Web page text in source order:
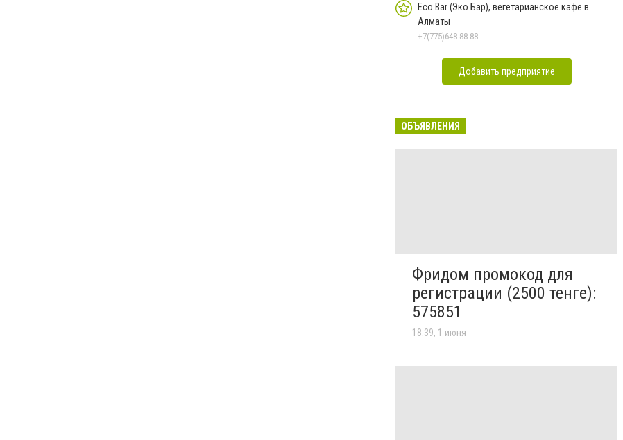
Eco Bar (Эко Бар), вегетарианское кафе в
Алматы
+7(775)648-88-88
Добавить предприятие
ОБЪЯВЛЕНИЯ
Фридом промокод для
регистрации (2500 тенге):
575851
18:39, 1 июня